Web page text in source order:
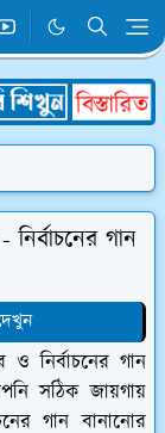
গান
নির্বাচনের গান
সঠিক জায়গায়
গান বানানোর